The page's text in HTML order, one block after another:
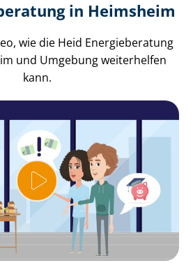
in Heimsheim
wie die Heid Energieberatung
und Umgebung weiterhelfen
kann.